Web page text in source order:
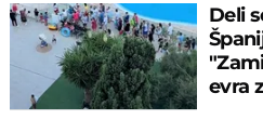
Deli
evra